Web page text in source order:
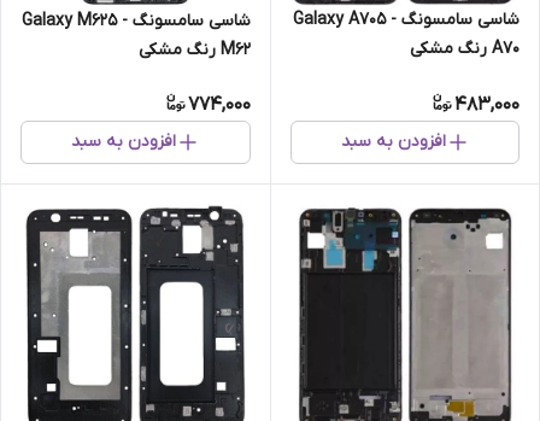
شاسی سامسونگ Galaxy A705 -
A70 رنگ مشکی
483,000
افزودن به سبد
شاسی سامسونگ Galaxy M625 -
M62 رنگ مشکی
774,000
افزودن به سبد